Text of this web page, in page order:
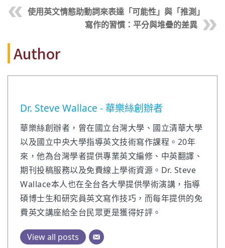
使用英文情態助動詞來表達「可能性」與「推測」
寫作的習慣：平分與堆疊的差異
Author
Dr. Steve Wallace - 華樂絲創辦者
華樂絲創辦者，曾在國立台灣大學、國立清華大學
以及國立中央大學指導英文技術寫作課程。20年
來，他為台灣學者提供專業英文編修、中英翻譯、
期刊投稿服務以及免費線上學術資源。Dr. Steve
Wallace本人也在全台各大學提供學術演講，指導
碩博士生和研究員英文寫作技巧，而每年提供的免
費英文講座給全台民眾更是獲得好評。
View all posts